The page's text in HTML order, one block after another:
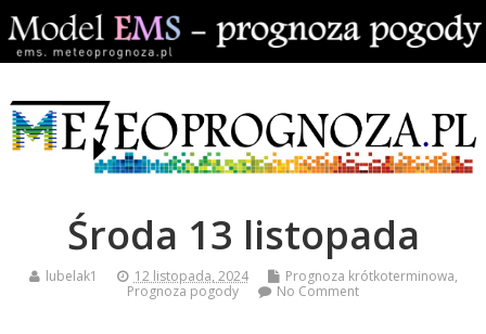
Środa 13 listopada
lubelak1 12 listopada, 2024 Prognoza krótkoterminowa,
Prognoza pogody
No Comment